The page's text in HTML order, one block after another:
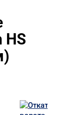
HS